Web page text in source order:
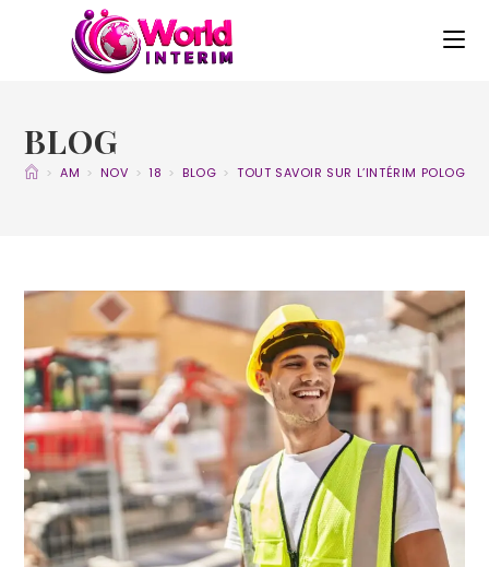
BLOG
> AM > NOV > 18 > BLOG > TOUT SAVOIR SUR L’INTÉRIM POLOGNE